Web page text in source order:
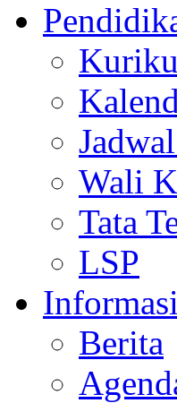
Wali
Tata
LSP
Informasi
Berita